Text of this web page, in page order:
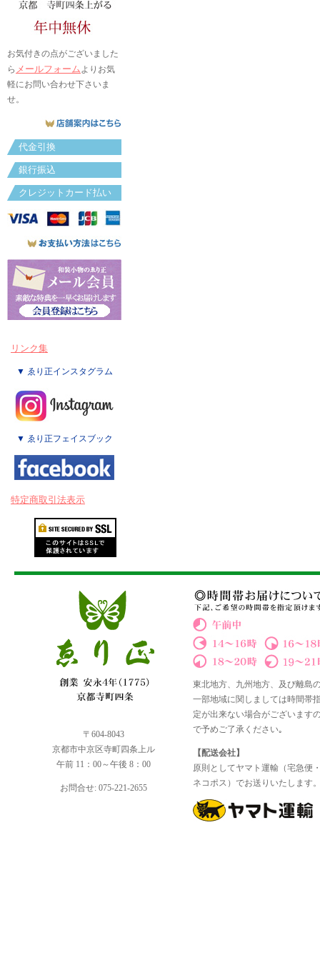
お気付きの点がございました
ら メールフォームよりお気
軽にお問い合わせ下さいま
せ。
代金引換
銀行振込
クレジットカード払い
リンク集
▼ ゑり正インスタグラム
▼ ゑり正フェイスブック
特定商取引法表示
〒604-8043
京都市中京区寺町四条上ル
午前 11：00～午後 8：00
お問合せ: 075-221-2655
東北地方、九州地方、及び離島
一部地域に関しましては時間帯
定が出来ない場合がございます
で予めご了承ください｡
【配送会社】
原則としてヤマト運輸（宅急便
ネコポス）でお送りいたします